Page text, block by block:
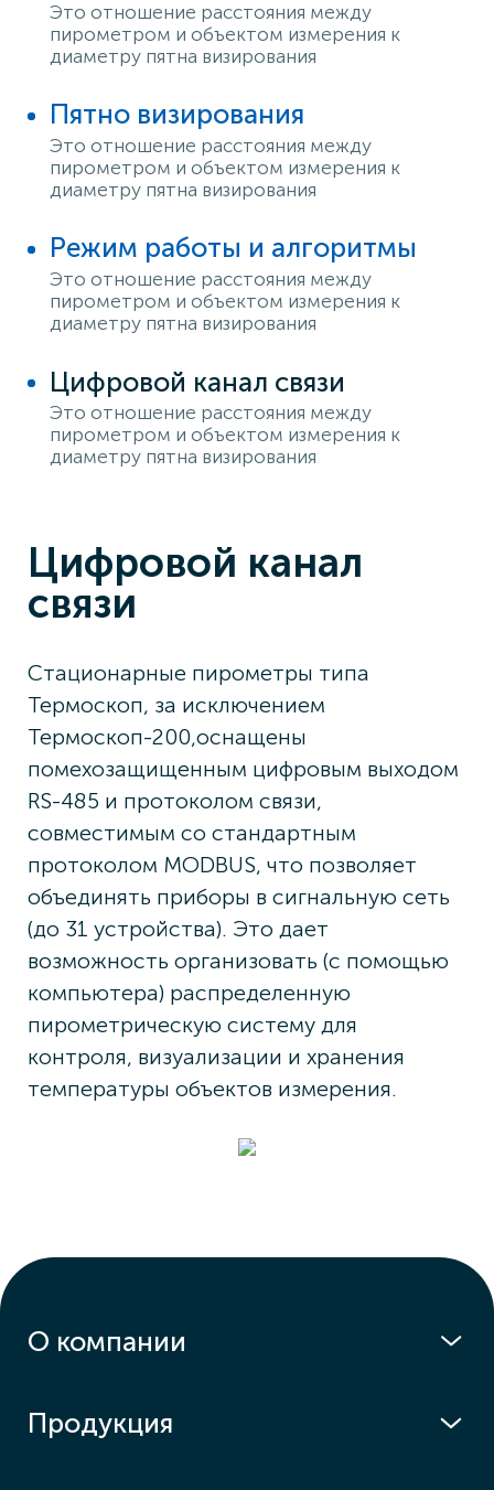
Это отношение расстояния между
пирометром и объектом измерения к
диаметру пятна визирования
Пятно визирования
Это отношение расстояния между
пирометром и объектом измерения к
диаметру пятна визирования
Режим работы и алгоритмы
Это отношение расстояния между
пирометром и объектом измерения к
диаметру пятна визирования
Цифровой канал связи
Это отношение расстояния между
пирометром и объектом измерения к
диаметру пятна визирования
Цифровой канал
связи
Стационарные пирометры типа
Термоскоп, за исключением
Термоскоп-200,оснащены
помехозащищенным цифровым выходом
RS-485 и протоколом связи,
совместимым со стандартным
протоколом MODBUS, что позволяет
объединять приборы в сигнальную сеть
(до 31 устройства). Это дает
возможность организовать (с помощью
компьютера) распределенную
пирометрическую систему для
контроля, визуализации и хранения
температуры объектов измерения.
О компании
Продукция